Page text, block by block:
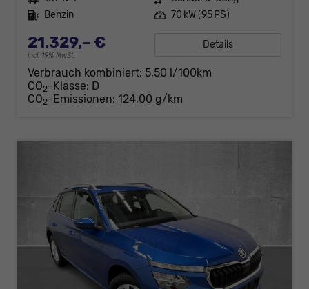
Kraftstoff Benzin Leistung 70 kW (95 PS)
21.329,– €
incl. 19% MwSt.
Details
Verbrauch kombiniert: 5,50 l/100km
CO2-Klasse: D
CO2-Emissionen: 124,00 g/km